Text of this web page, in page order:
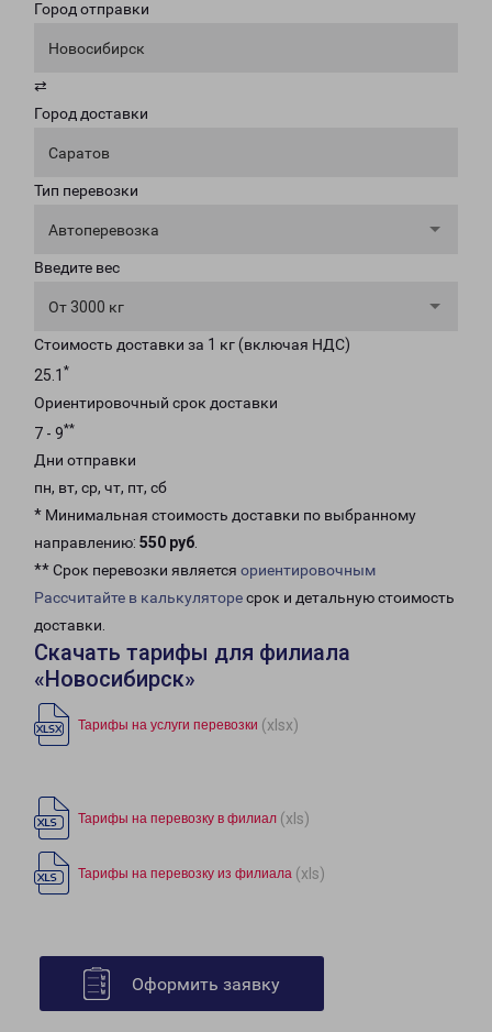
Город отправки
Новосибирск
⇄
Город доставки
Саратов
Тип перевозки
Автоперевозка
Введите вес
От 3000 кг
Стоимость доставки за 1 кг (включая НДС)
25.1 *
Ориентировочный срок доставки
7 - 9**
Дни отправки
пн, вт, ср, чт, пт, сб
* Минимальная стоимость доставки по выбранному
направлению: 550 руб.
** Срок перевозки является ориентировочным
Рассчитайте в калькуляторесрок и детальную стоимость
доставки.
Скачать тарифы для филиала
«Новосибирск»
Тарифы на услуги перевозки (xlsx)
Тарифы на перевозку в филиал (xls)
Тарифы на перевозку из филиала (xls)
Оформить заявку